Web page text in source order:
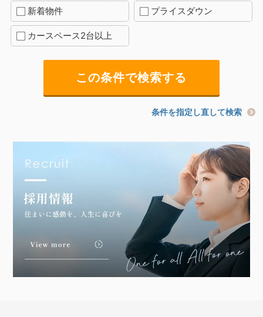
新着物件 プライスダウン
カースペース2台以上
条件を指定し直して検索